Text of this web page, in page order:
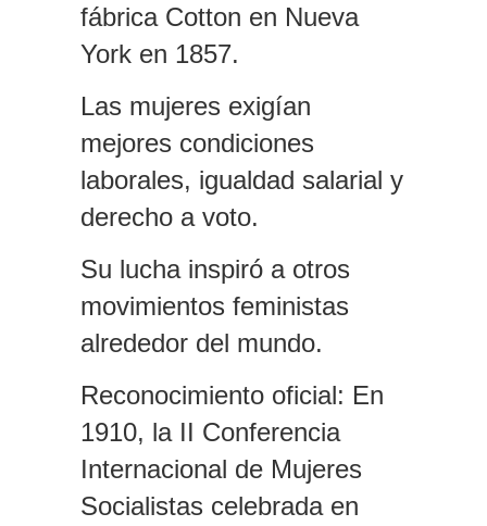
fábrica Cotton en Nueva
York en 1857.
Las mujeres exigían
mejores condiciones
laborales, igualdad salarial y
derecho a voto.
Su lucha inspiró a otros
movimientos feministas
alrededor del mundo.
Reconocimiento oficial: En
1910, la II Conferencia
Internacional de Mujeres
Socialistas celebrada en